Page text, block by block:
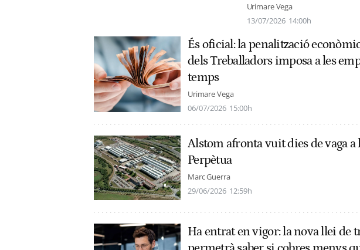
Urimare Vega
13/07/2026 14:00h
És oficial: la penalització
dels Treballadors imposa a les
temps
Urimare Vega
06/07/2026 15:00h
Alstom afronta vuit dies de vaga a
Perpètua
Marc Guerra
29/06/2026 12:59h
Ha entrat en vigor: la nova llei de